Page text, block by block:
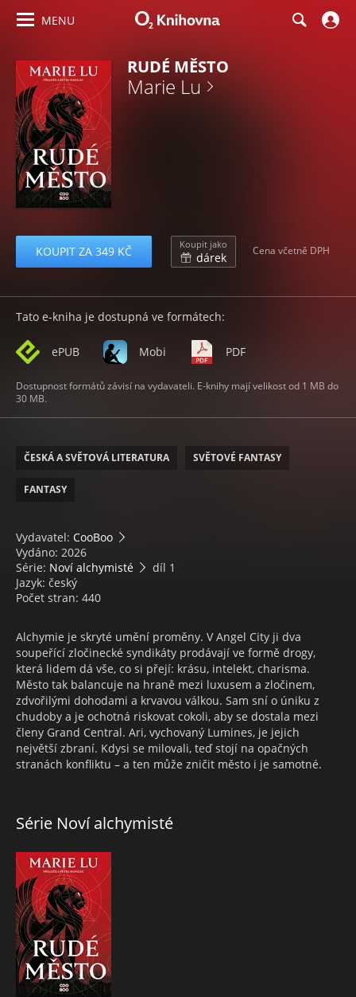
MENU
RUDÉ MĚSTO
Marie Lu
KOUPIT ZA 349 KČ Koupit jako
dárek Cena včetně DPH
Tato e-kniha je dostupná ve formátech:
ePUB Mobi PDF
Dostupnost formátů závisí na vydavateli. E-knihy mají velikost od 1 MB do
30 MB.
ČESKÁ A SVĚTOVÁ LITERATURA SVĚTOVÉ FANTASY
FANTASY
Vydavatel: CooBoo
Vydáno: 2026
Série: Noví alchymisté
díl 1
Jazyk: český
Počet stran: 440
Alchymie je skryté umění proměny. V Angel City ji dva
soupeřící zločinecké syndikáty prodávají ve formě drogy,
která lidem dá vše, co si přejí: krásu, intelekt, charisma.
Město tak balancuje na hraně mezi luxusem a zločinem,
zdvořilými dohodami a krvavou válkou. Sam sní o úniku z
chudoby a je ochotná riskovat cokoli, aby se dostala mezi
členy Grand Central. Ari, vychovaný Lumines, je jejich
největší zbraní. Kdysi se milovali, teď stojí na opačných
stranách konfliktu – a ten může zničit město i je samotné.
Série Noví alchymisté